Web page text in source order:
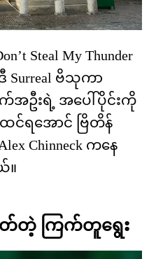
Steal My Thunder
Surreal ဗိသုကာ
ဦးရဲ့ အပေါ်ပိုင်းကို
ရအောင် ဗြိတိန်
Chinneck ကနေ
။
တ်တဲ့ ကြက်တူရွေး